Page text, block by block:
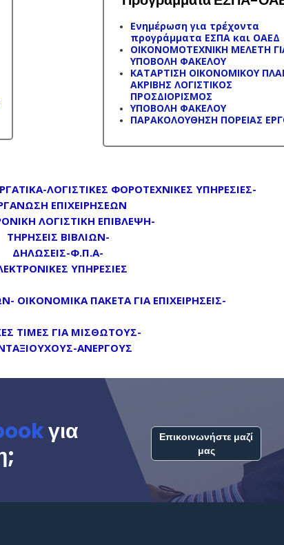
Ενημέρωση για τρέχοντα
προγράμματα ΕΣΠΑ και ΟΑΕΔ
ΟΙΚΟΝΟΜΟΤΕΧΝΙΚΗ ΜΕΛΕΤΗ
ΥΠΟΒΟΛΗ ΦΑΚΕΛΟΥ
ΚΑΤΑΡΤΙΣΗ ΟΙΚΟΝΟΜΙΚΟΥ
ΑΚΡΙΒΗΣ ΛΟΓΙΣΤΙΚΟΣ
ΠΡΟΣΔΙΟΡΙΣΜΟΣ
ΥΠΟΒΟΛΗ ΦΑΚΕΛΟΥ
ΠΑΡΑΚΟΛΟΥΘΗΣΗ ΠΟΡΕΙΑΣ
ΛΟΓΙΣΤΙΚΕΣ ΦΟΡΟΤΕΧΝΙΚΕΣ ΥΠΗΡΕΣΙΕΣ-
ΕΠΙΧΕΙΡΗΣΕΩΝ
ΛΟΓΙΣΤΙΚΗ ΕΠΙΒΛΕΨΗ-
ΤΗΡΗΣΕΙΣ ΒΙΒΛΙΩΝ-
ΔΗΛΩΣΕΙΣ-Φ.Π.Α-
ΥΠΗΡΕΣΙΕΣ
ΟΙΚΟΝΟΜΙΚΑ ΠΑΚΕΤΑ ΓΙΑ ΕΠΙΧΕΙΡΗΣΕΙΣ-
ΤΙΜΕΣ ΓΙΑ ΜΙΣΘΩΤΟΥΣ-
ΑΝΕΡΓΟΥΣ
για
Επικοινωνήστε μαζί
μας